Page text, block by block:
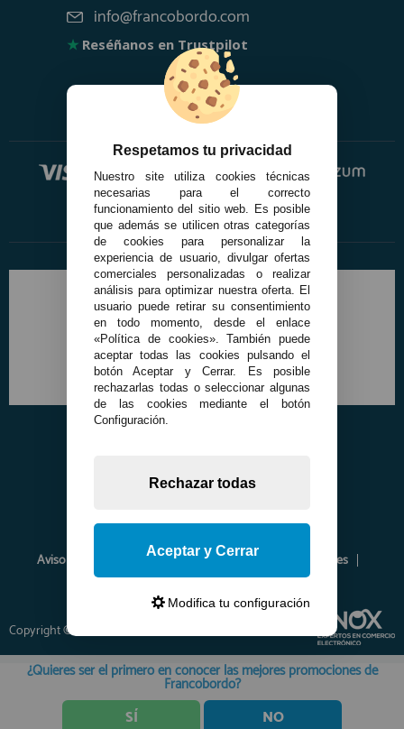
info@francobordo.com
★ Reséñanos en Trustpilot
Aviso Legal Política de Privacidad
Política de Cookies
Envíos y Devoluciones
Opiniones
Copyright © 2026 www.francobordo.com
¿Quieres ser el primero en conocer las mejores promociones de
Francobordo?
SÍ NO
Respetamos tu privacidad
Nuestro site utiliza cookies técnicas
necesarias para el correcto
funcionamiento del sitio web. Es posible
que además se utilicen otras categorías
de cookies para personalizar la
experiencia de usuario, divulgar ofertas
comerciales personalizadas o realizar
análisis para optimizar nuestra oferta. El
usuario puede retirar su consentimiento
en todo momento, desde el enlace
«Política de cookies». También puede
aceptar todas las cookies pulsando el
botón Aceptar y Cerrar. Es posible
rechazarlas todas o seleccionar algunas
de las cookies mediante el botón
Configuración.
Rechazar todas
Aceptar y Cerrar
Modifica tu configuración